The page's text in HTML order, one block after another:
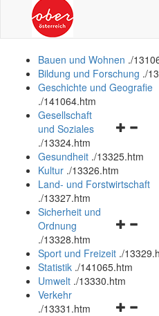
Bauen und Wohnen ./
Bildung und Forschung ./
Geschichte und Geografie
./141064.htm
und
schließen
Gesellschaft
und Soziales
./13324.htm
Gesundheit ./13325.htm
Kultur ./13326.htm
Land- und Forstwirtschaft
./13327.htm
und
schließen
Sicherheit und
Ordnung
./13328.htm
Sport und Freizeit ./
Statistik ./141065.htm
Umwelt ./13330.htm
Verkehr
./13331.htm